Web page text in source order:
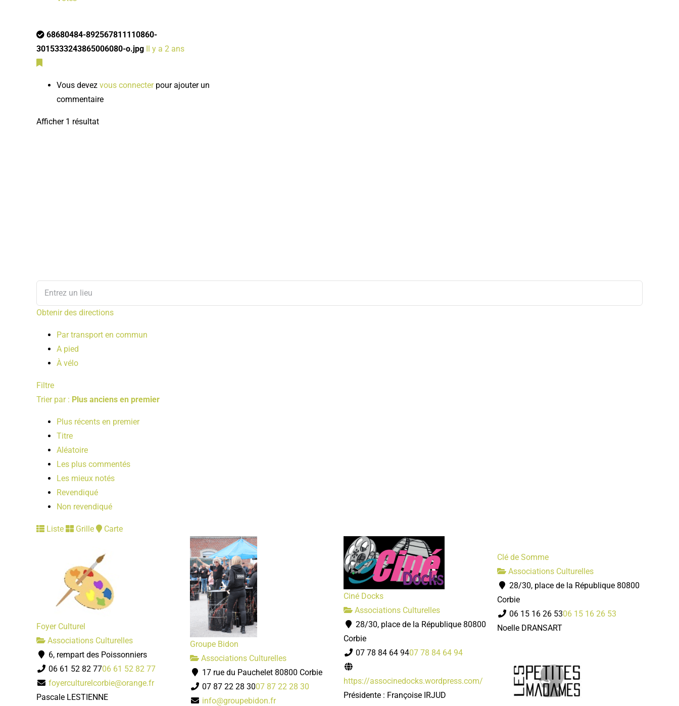
68680484-892567811110860-
3015333243865006080-o.jpg Il y a 2 ans
Vous devez vous connecterpour ajouter un
commentaire
Afficher 1 résultat
Obtenir des directions
Par transport en commun
A pied
À vélo
Filtre
Trier par : Plus anciens en premier
Plus récents en premier
Titre
Aléatoire
Les plus commentés
Les mieux notés
Revendiqué
Non revendiqué
Liste Grille Carte
Foyer Culturel
Associations Culturelles
6, rempart des Poissonniers
06 61 52 82 7706 61 52 82 77
foyerculturelcorbie@orange.fr
Pascale LESTIENNE
Groupe Bidon
Associations Culturelles
17 rue du Pauchelet 80800 Corbie
07 87 22 28 3007 87 22 28 30
info@groupebidon.fr
Ciné Docks
Associations Culturelles
28/30, place de la République 80800
Corbie
07 78 84 64 9407 78 84 64 94
https://associnedocks.wordpress.com/
Présidente : Françoise IRJUD
Clé de Somme
Associations Culturelles
28/30, place de la République 80800
Corbie
06 15 16 26 5306 15 16 26 53
Noelle DRANSART